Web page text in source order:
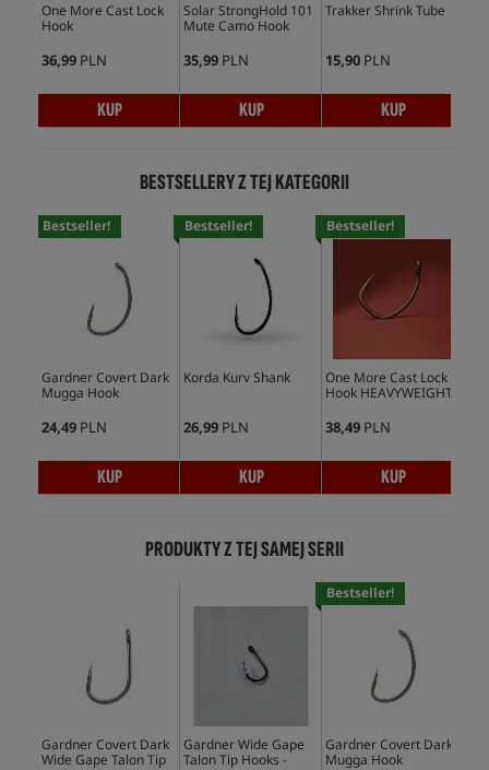
One More Cast Lock
Hook
36,99 PLN
KUP
Solar StrongHold 101
Mute Camo Hook
35,99 PLN
KUP
Trakker Shrink Tube
15,90 PLN
KUP
BESTSELLERY Z TEJ KATEGORII
Bestseller!
Gardner Covert Dark
Mugga Hook
24,49 PLN
KUP
Bestseller!
Korda Kurv Shank
26,99 PLN
KUP
Bestseller!
One More Cast Lock
Hook HEAVYWEIGHT
38,49 PLN
KUP
PRODUKTY Z TEJ SAMEJ SERII
Gardner Covert Dark
Wide Gape Talon Tip
Gardner Wide Gape
Talon Tip Hooks -
Bestseller!
Gardner Covert Dark
Mugga Hook